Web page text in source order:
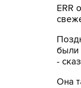
ERR
были
-
Она